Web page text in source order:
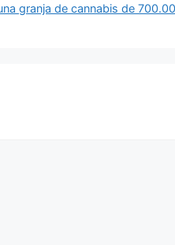
granja de cannabis de